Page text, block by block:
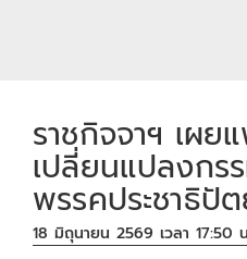
ราชกิจจาฯ เผย
เปลี่ยนแปลงกร
พรรคประชาธิปั
18 มิถุนายน 2569 เวลา 17:50